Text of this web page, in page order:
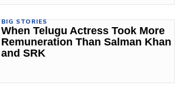
BIG STORIES
When Telugu Actress Took More
Remuneration Than Salman Khan
and SRK